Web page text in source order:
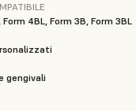
Form 4BL, Form 3B, Form 3BL
gengivali